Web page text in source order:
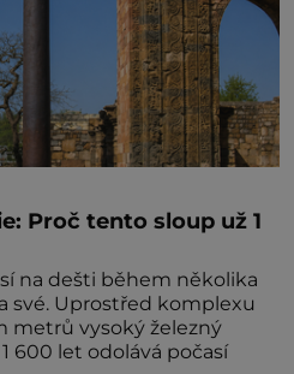
Proč tento sloup už 1
na dešti během několika
své. Uprostřed komplexu
metrů vysoký železný
600 let odolává počasí